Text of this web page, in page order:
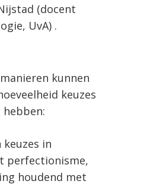
(docent
UvA) .
kunnen
keuzes
hebben:
keuzes in
perfectionisme,
houdend met